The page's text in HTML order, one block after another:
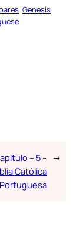
Genesis
– 5 –
Católica
Portuguesa
→